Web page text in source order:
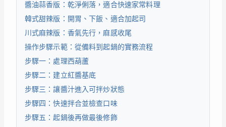
醬油蒜香版：乾淨俐落，適合快速家常料理
韓式甜辣版：開胃、下飯、適合加起司
川式麻辣版：香氣先行，麻感收尾
操作步驟示範：從備料到起鍋的實務流程
步驟一：處理西葫蘆
步驟二：建立紅醬基底
步驟三：讓醬汁進入可拌炒狀態
步驟四：快速拌合並檢查口味
步驟五：起鍋後再做最後修飾